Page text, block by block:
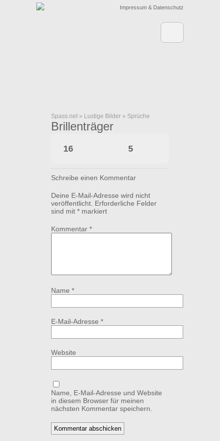
Impressum & Datenschutz
Spass.net » Lustige Bilder » Sprüche
Brillenträger
16 5
Schreibe einen Kommentar
Deine E-Mail-Adresse wird nicht
veröffentlicht. Erforderliche Felder
sind mit * markiert
Kommentar *
Name *
E-Mail-Adresse *
Website
Name, E-Mail-Adresse und Website
in diesem Browser für meinen
nächsten Kommentar speichern.